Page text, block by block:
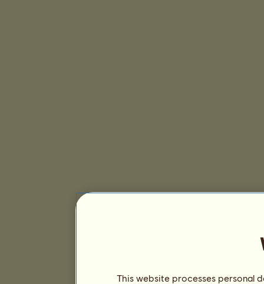
This website processes personal